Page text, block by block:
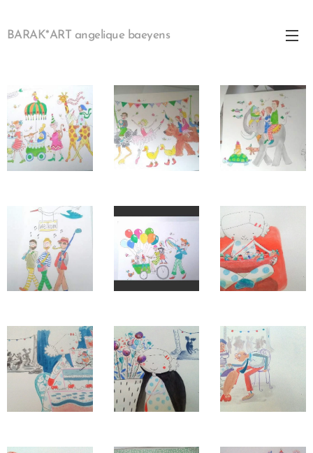
BARAK*ART angelique baeyens